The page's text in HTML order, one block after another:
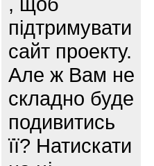
підтримувати
сайт проекту.
Але ж Вам не
складно буде
подивитись
її? Натискати